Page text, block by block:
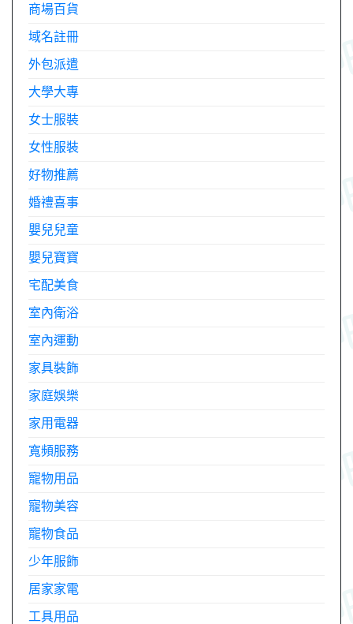
商場百貨
域名註冊
外包派遣
大學大專
女士服裝
女性服裝
好物推薦
婚禮喜事
嬰兒兒童
嬰兒寶寶
宅配美食
室內衛浴
室內運動
家具裝飾
家庭娛樂
家用電器
寬頻服務
寵物用品
寵物美容
寵物食品
少年服飾
居家家電
工具用品